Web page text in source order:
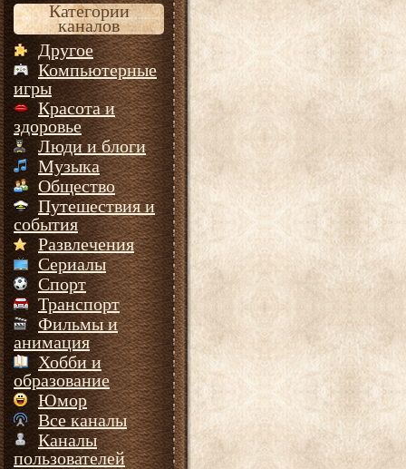
Категории
каналов
Другое
Компьютерные
игры
Красота и
здоровье
Люди и блоги
Музыка
Общество
Путешествия и
события
Развлечения
Сериалы
Спорт
Транспорт
Фильмы и
анимация
Хобби и
образование
Юмор
Все каналы
Каналы
пользователей